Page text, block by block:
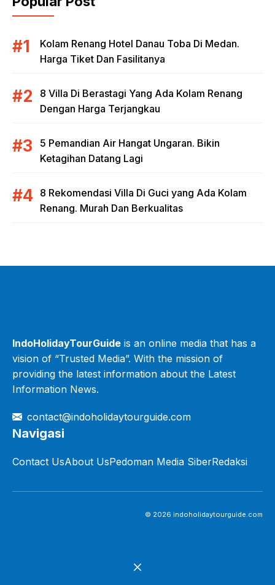
Kolam Renang Hotel Danau Toba Di Medan.
Harga Tiket Dan Fasilitanya
8 Villa Di Berastagi Yang Ada Kolam Renang
Dengan Harga Terjangkau
5 Pemandian Air Hangat Ungaran. Bikin
Ketagihan Datang Lagi
8 Rekomendasi Villa Di Guci yang Ada Kolam
Renang. Murah Dan Berkualitas
IndoHolidayTourGuide is an online media that has a
vision of “Trusted Media”. With the mission of
providing the latest information about the Latest
Information News.
contact@indoholidaytourguide.com
Navigasi
Contact UsAbout UsPedoman Media SiberRedaksi
© 2026 indoholidaytourguide.com